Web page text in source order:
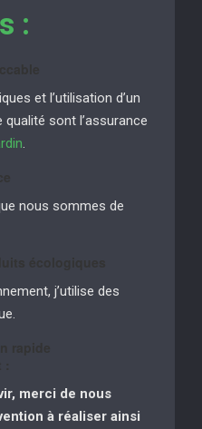
:
et l’utilisation d’un
sont l’assurance
.
nous sommes de
j’utilise des
merci de nous
à réaliser ainsi